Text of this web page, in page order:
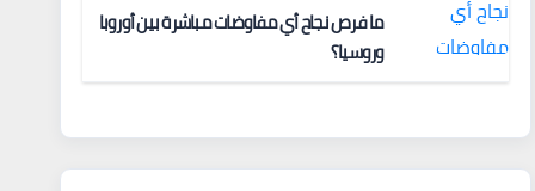
ما فرص نجاح أي مفاوضات مباشرة بين أوروبا
وروسيا؟